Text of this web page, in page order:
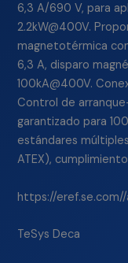
6,3 A/690 V, para
2.2kW@400V.
magnetotérmica
6,3 A, disparo
100kA@400V.
Control de
garantizado para
estándares múltiples
ATEX),
https://
TeSys Deca